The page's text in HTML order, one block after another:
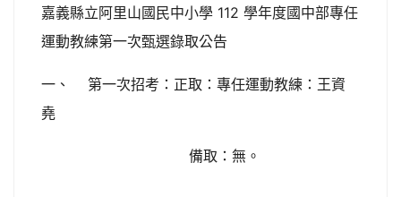
嘉義縣立阿里山國民中小學 112 學年度國中部專任
運動教練第一次甄選錄取公告
一、 第一次招考：正取：專任運動教練：王資
堯
備取：無。